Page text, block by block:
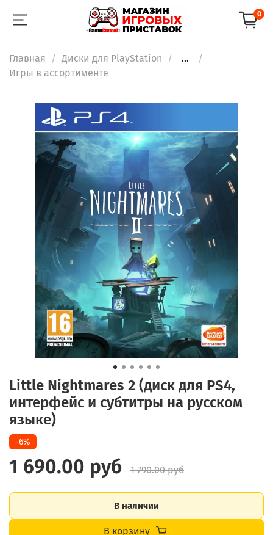
0
Главная Диски для PlayStation
...
Игры в ассортименте
Little Nightmares 2 (диск для PS4,
интерфейс и субтитры на русском
языке)
-6%
1 690.00 руб 1 790.00 руб
В наличии
В корзину